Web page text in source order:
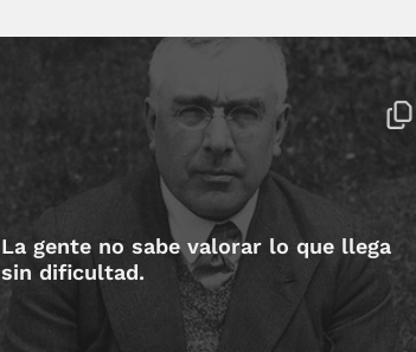
La gente no sabe valorar lo que llega
sin dificultad.